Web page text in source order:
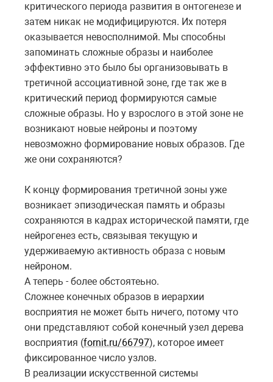
критического периода развития в онтогенезе и
затем никак не модифицируются. Их потеря
оказывается невосполнимой. Мы способны
запоминать сложные образы и наиболее
эффективно это было бы организовывать в
третичной ассоциативной зоне, где так же в
критический период формируются самые
сложные образы. Но у взрослого в этой зоне не
возникают новые нейроны и поэтому
невозможно формирование новых образов. Где
же они сохраняются?
К концу формирования третичной зоны уже
возникает эпизодическая память и образы
сохраняются в кадрах исторической памяти, где
нейрогенез есть, связывая текущую и
удерживаемую активность образа с новым
нейроном.
А теперь - более обстоятеьно.
Сложнее конечных образов в иерархии
восприятия не может быть ничего, потому что
они представляют собой конечный узел дерева
восприятия (fornit.ru/66797), которое имеет
фиксированное число узлов.
В реализации искусственной системы